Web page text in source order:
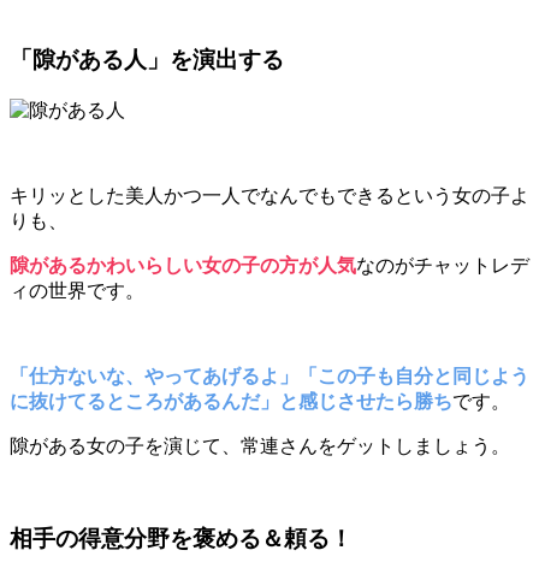
「隙がある人」を演出する
キリッとした美人かつ一人でなんでもできるという女の子よ
りも、
隙があるかわいらしい女の子の方が人気なのがチャットレデ
ィの世界です。
「仕方ないな、やってあげるよ」「この子も自分と同じよう
に抜けてるところがあるんだ」と感じさせたら勝ちです。
隙がある女の子を演じて、常連さんをゲットしましょう。
相手の得意分野を褒める＆頼る！